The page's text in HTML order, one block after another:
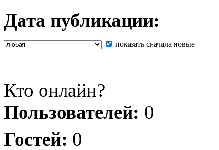
Дата публикации:
показать сначала новые
Кто онлайн?
Пользователей: 0
Гостей: 0